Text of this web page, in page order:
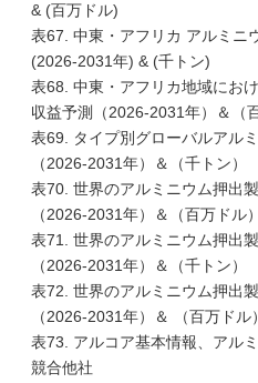
& (百万ドル)
表67. 中東・アフリカ アルミニ
(2026-2031年) & (千トン)
表68. 中東・アフリカ地域にお
収益予測（2026-2031年）＆（
表69. タイプ別グローバルアル
（2026-2031年）＆（千トン）
表70. 世界のアルミニウム押出
（2026-2031年）＆（百万ドル）
表71. 世界のアルミニウム押出
（2026-2031年）＆（千トン）
表72. 世界のアルミニウム押出
（2026-2031年）＆ （百万ドル）
表73. アルコア基本情報、アル
競合他社